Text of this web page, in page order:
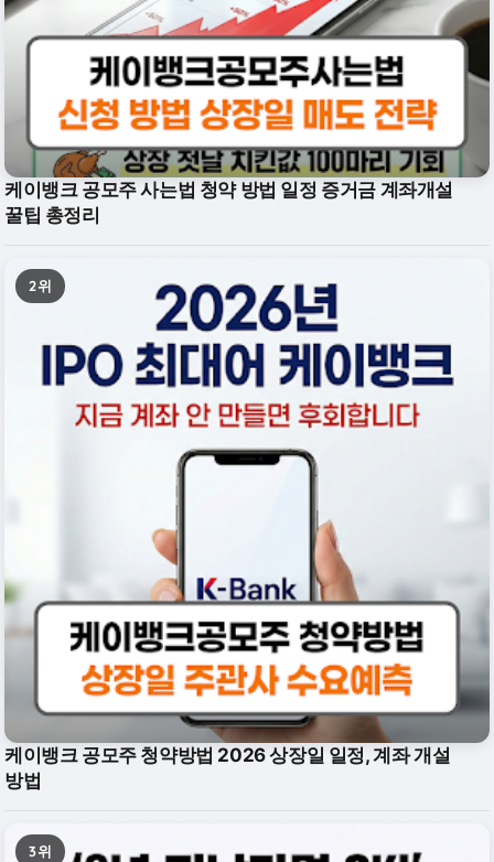
케이뱅크 공모주 사는법 청약 방법 일정 증거금 계좌개설
꿀팁 총정리
2위
케이뱅크 공모주 청약방법 2026 상장일 일정, 계좌 개설
방법
3위